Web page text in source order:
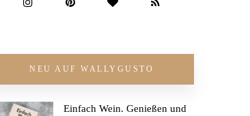
NEU AUF WALLYGUSTO
Einfach Wein. Genießen und